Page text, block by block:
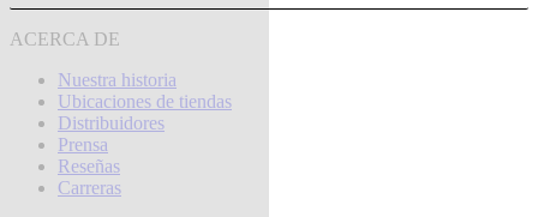
ACERCA DE
Nuestra historia
Ubicaciones de tiendas
Distribuidores
Prensa
Reseñas
Carreras